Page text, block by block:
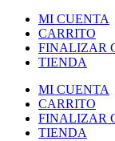
MI CUENTA
CARRITO
FINALIZAR
TIENDA
MI CUENTA
CARRITO
FINALIZAR
TIENDA